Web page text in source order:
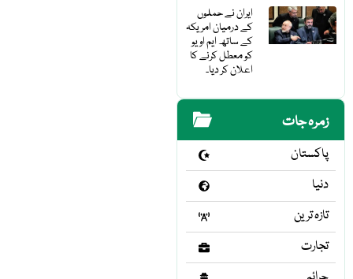
ایران نے حملوں
کے درمیان امریکہ
کے ساتھ ایم او یو
کو معطل کرنے کا
اعلان کر دیا۔
زمرہ جات
پاکستان
دنیا
تازہ ترین
تجارت